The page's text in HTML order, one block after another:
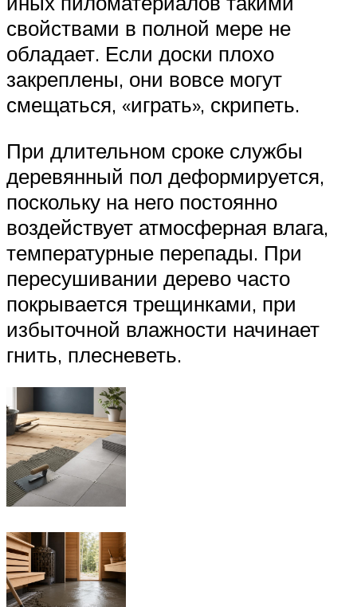
свойствами в полной мере не
обладает. Если доски плохо
закреплены, они вовсе могут
смещаться, «играть», скрипеть.
При длительном сроке службы
деревянный пол деформируется,
поскольку на него постоянно
воздействует атмосферная влага,
температурные перепады. При
пересушивании дерево часто
покрывается трещинками, при
избыточной влажности начинает
гнить, плесневеть.